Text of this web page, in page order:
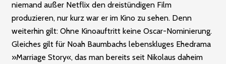
niemand außer Net­flix den dreistündigen Film
produzieren, nur kurz war er im Kino zu sehen. Denn
weiterhin gilt: Ohne Kinoauftritt keine Oscar-Nominierung.
Gleiches gilt für Noah Baumbachs lebenskluges Ehedrama
»Marriage Story«, das man bereits seit Nikolaus daheim